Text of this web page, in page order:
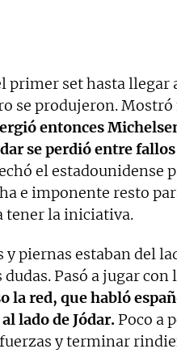
primer set hasta llegar
se produjeron.
entonces
se perdió entre
el estadounidense
e imponente resto
tener la iniciativa.
y piernas estaban del
Pasó a jugar con
la red, que habló
lado de Jódar. Poco a
y terminar